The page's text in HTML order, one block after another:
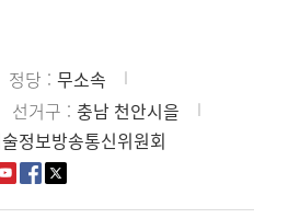
정당
무소속
선거구
충남 천안시을
정보방송통신위원회